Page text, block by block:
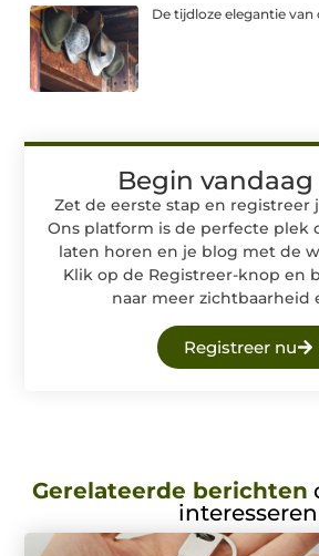
De tijdloze elegantie van
Begin
Zet de eerste stap en registreer
Ons platform is de perfecte plek
laten horen en je blog met de
Klik op de Registreer-knop en
naar meer zichtbaarheid
Registreer nu
Gerelateerde berichten
interesseren